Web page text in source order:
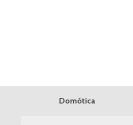
Domótica